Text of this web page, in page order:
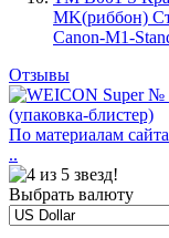
MK(риббон)
Canon-M1-
Отзывы
По материалам
..
Выбрать валюту